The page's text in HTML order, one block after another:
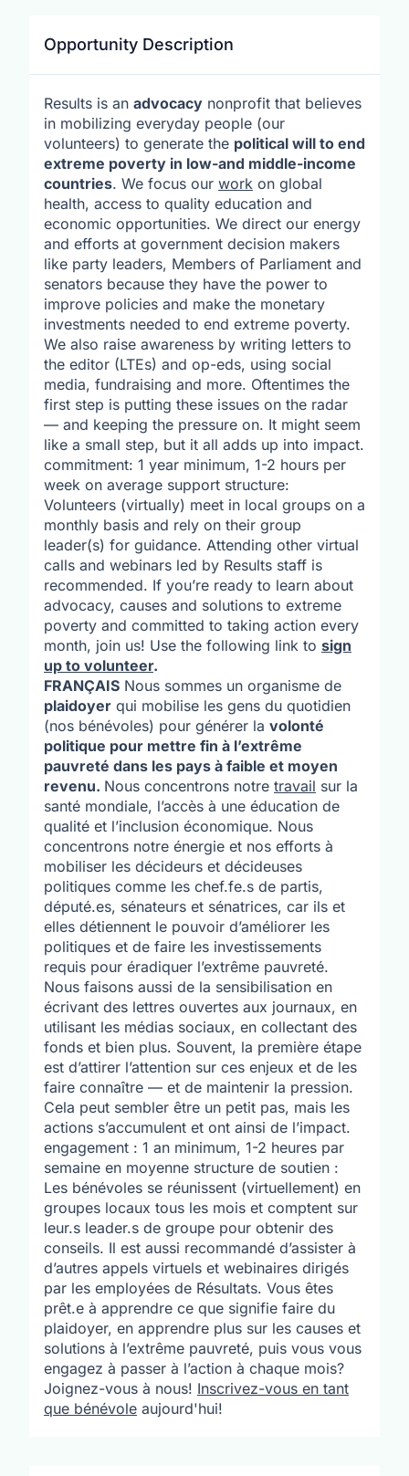
Opportunity Description
Results is an advocacy nonprofit that believes
in mobilizing everyday people (our
volunteers) to generate the political will to end
extreme poverty in low-and middle-income
countries. We focus our work on global
health, access to quality education and
economic opportunities. We direct our energy
and efforts at government decision makers
like party leaders, Members of Parliament and
senators because they have the power to
improve policies and make the monetary
investments needed to end extreme poverty.
We also raise awareness by writing letters to
the editor (LTEs) and op-eds, using social
media, fundraising and more. Oftentimes the
first step is putting these issues on the radar
— and keeping the pressure on. It might seem
like a small step, but it all adds up into impact.
commitment: 1 year minimum, 1-2 hours per
week on average support structure:
Volunteers (virtually) meet in local groups on a
monthly basis and rely on their group
leader(s) for guidance. Attending other virtual
calls and webinars led by Results staff is
recommended. If you’re ready to learn about
advocacy, causes and solutions to extreme
poverty and committed to taking action every
month, join us! Use the following link to sign
up to volunteer.
FRANÇAIS Nous sommes un organisme de
plaidoyer qui mobilise les gens du quotidien
(nos bénévoles) pour générer la volonté
politique pour mettre fin à l’extrême
pauvreté dans les pays à faible et moyen
revenu. Nous concentrons notre travail sur la
santé mondiale, l’accès à une éducation de
qualité et l’inclusion économique. Nous
concentrons notre énergie et nos efforts à
mobiliser les décideurs et décideuses
politiques comme les chef.fe.s de partis,
député.es, sénateurs et sénatrices, car ils et
elles détiennent le pouvoir d’améliorer les
politiques et de faire les investissements
requis pour éradiquer l’extrême pauvreté.
Nous faisons aussi de la sensibilisation en
écrivant des lettres ouvertes aux journaux, en
utilisant les médias sociaux, en collectant des
fonds et bien plus. Souvent, la première étape
est d’attirer l’attention sur ces enjeux et de les
faire connaître — et de maintenir la pression.
Cela peut sembler être un petit pas, mais les
actions s’accumulent et ont ainsi de l’impact.
engagement : 1 an minimum, 1-2 heures par
semaine en moyenne structure de soutien :
Les bénévoles se réunissent (virtuellement) en
groupes locaux tous les mois et comptent sur
leur.s leader.s de groupe pour obtenir des
conseils. Il est aussi recommandé d’assister à
d’autres appels virtuels et webinaires dirigés
par les employées de Résultats. Vous êtes
prêt.e à apprendre ce que signifie faire du
plaidoyer, en apprendre plus sur les causes et
solutions à l’extrême pauvreté, puis vous vous
engagez à passer à l’action à chaque mois?
Joignez-vous à nous! Inscrivez-vous en tant
que bénévole aujourd'hui!